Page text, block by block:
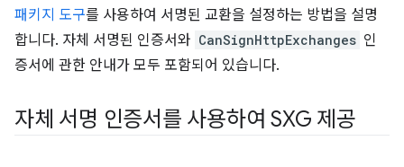
패키지 도구를 사용하여 서명된 교환을 설정하는 방법을 설명
합니다. 자체 서명된 인증서와 CanSignHttpExchanges 인
증서에 관한 안내가 모두 포함되어 있습니다.
자체 서명 인증서를 사용하여 SXG 제공